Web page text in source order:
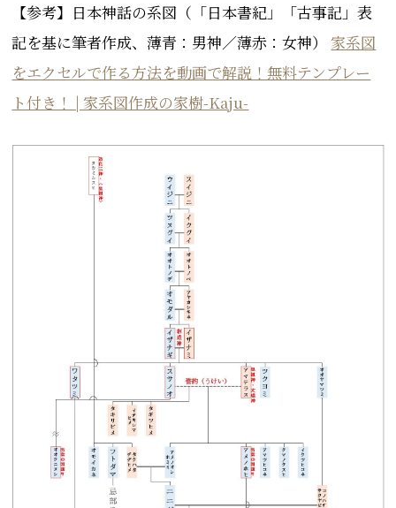
【参考】日本神話の系図（「日本書紀」「古事記」表
記を基に筆者作成、薄青：男神／薄赤：女神） 家系図
をエクセルで作る方法を動画で解説！無料テンプレー
ト付き！ | 家系図作成の家樹-Kaju-